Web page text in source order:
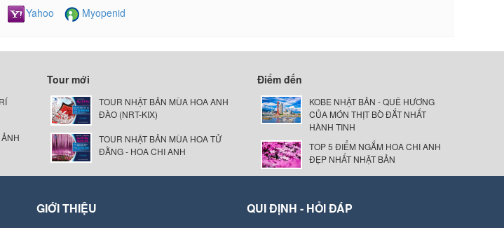
Yahoo Myopenid
Tour mới
TOUR NHẬT BẢN MÙA HOA ANH
ĐÀO (NRT-KIX)
TOUR NHẬT BẢN MÙA HOA TỬ
ĐẰNG - HOA CHI ANH
Điểm đến
KOBE NHẬT BẢN - QUÊ HƯƠNG
CỦA MÓN THỊT BÒ ĐẮT NHẤT
HÀNH TINH
TOP 5 ĐIỂM NGẮM HOA CHI ANH
ĐẸP NHẤT NHẬT BẢN
GIỚI THIỆU QUI ĐỊNH - HỎI ĐÁP